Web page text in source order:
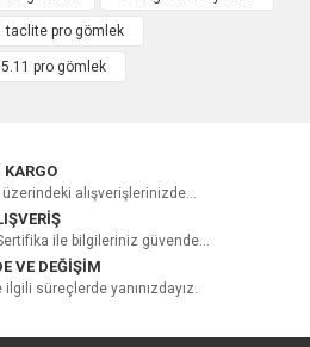
ilk yorumu siz yapın!
taclite pro gömlek
5.11 pro gömlek
KARGO
üzerindeki alışverişlerinizde...
ile bilgileriniz güvende...
VE DEĞİŞİM
süreçlerde yanınızdayız.